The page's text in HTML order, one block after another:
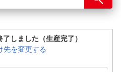
了しました（生産完了）
先を変更する